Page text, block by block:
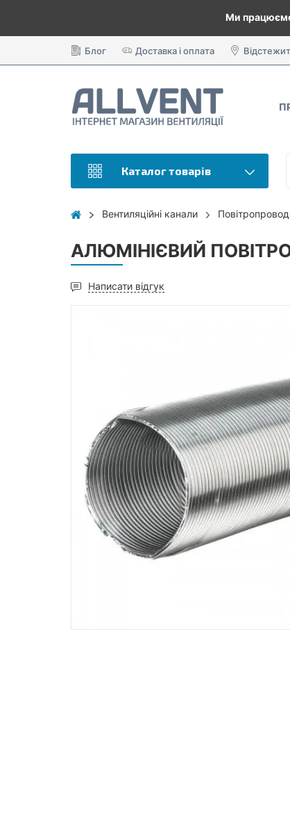
Ми
Блог Доставка і оплата
Каталог товарів
Вентиляційні канали
АЛЮМІНІЄВИЙ
Написати відгук